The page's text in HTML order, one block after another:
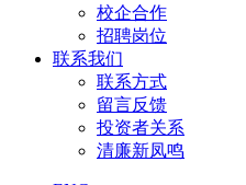
校企合作
招聘岗位
联系我们
联系方式
留言反馈
投资者关系
清廉新凤鸣